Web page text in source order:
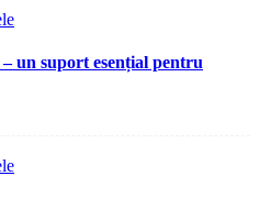
un suport esențial pentru